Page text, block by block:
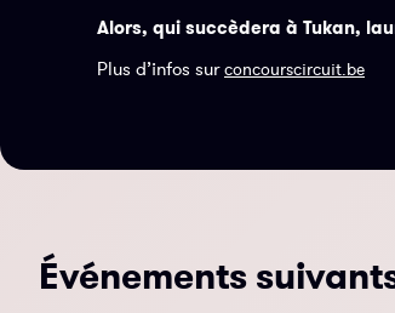
Alors, qui succèdera à Tukan,
Plus d’infos surconcourscircuit.be
Événements